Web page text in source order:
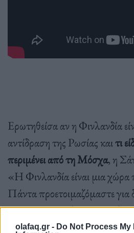
olafaq.gr - Do Not Process My
Ερωτηθείσα αν η Φινλανδία
αντίδραση της Ρωσίας καιτι
περιμένει από τη Μόσχα, η
«Η Φινλανδία είναι μια χώρα
Πάντα προετοιμαζόμαστε για
καταστάσεις. Γι’ αυτόν τον
ένοπλες δυνάμεις, έχουμε